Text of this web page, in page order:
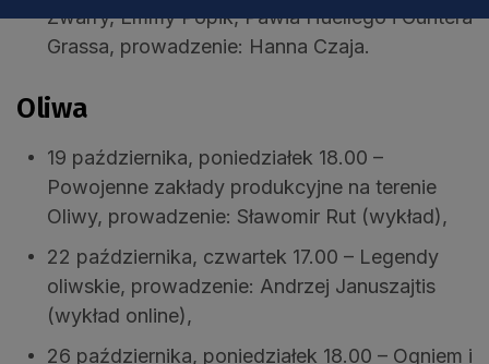
Zwarry, Emmy Popik, Pawła Huellego i Güntera
Grassa, prowadzenie: Hanna Czaja.
Oliwa
19 października, poniedziałek 18.00 –
Powojenne zakłady produkcyjne na terenie
Oliwy, prowadzenie: Sławomir Rut (wykład),
22 października, czwartek 17.00 – Legendy
oliwskie, prowadzenie: Andrzej Januszajtis
(wykład online),
26 października, poniedziałek 18.00 – Ogniem i